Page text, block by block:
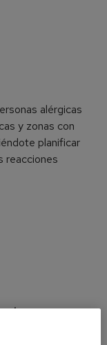
alérgicas
y zonas con
planificar
reacciones
las